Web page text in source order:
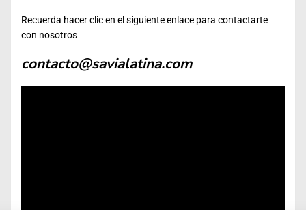
Recuerda hacer clic en el siguiente enlace para contactarte
con nosotros
contacto@savialatina.com